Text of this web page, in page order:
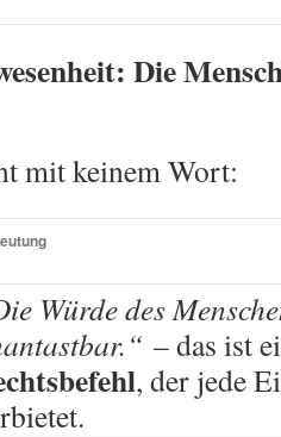
Die
mit keinem Wort:
Würde des
– das ist
, der jede